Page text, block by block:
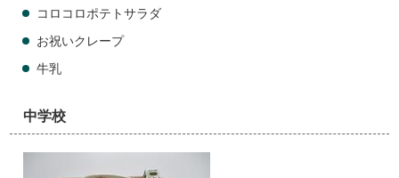
コロコロポテトサラダ
お祝いクレープ
牛乳
中学校